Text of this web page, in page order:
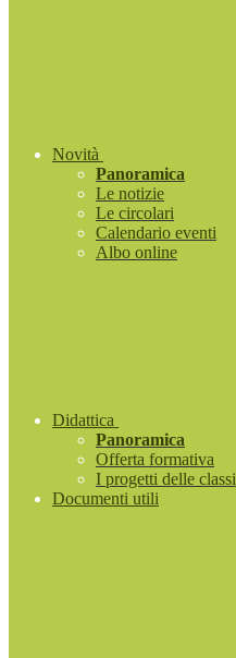
Novità
Panoramica
Le notizie
Le circolari
Calendario eventi
Albo online
Didattica
Panoramica
Offerta formativa
I progetti delle classi
Documenti utili